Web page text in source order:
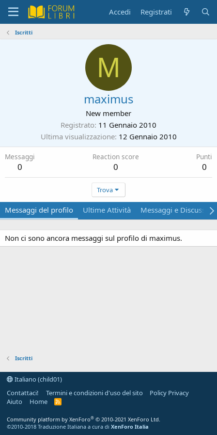
Accedi Registrati
Iscritti
M
maximus
New member
Registrato 11 Gennaio 2010
Ultima visualizzazione 12 Gennaio 2010
Messaggi
0
Reaction score
0
Punti
0
Trova
Messaggi del profilo Ultime Attività Messaggi e
Non ci sono ancora messaggi sul profilo di maximus.
Iscritti
Italiano (child01)
Contattaci!
Termini e condizioni d'uso del sito
Policy Privacy
Aiuto
Home
R
Community platform by XenForo® © 2010-2021 XenForo Ltd.
©2010-2018 Traduzione Italiana a cura di XenForo Italia